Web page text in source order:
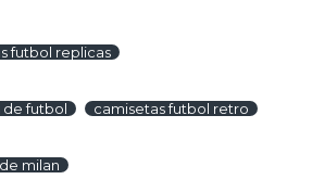
futbol replicas
de futbol camisetas futbol retro
milan